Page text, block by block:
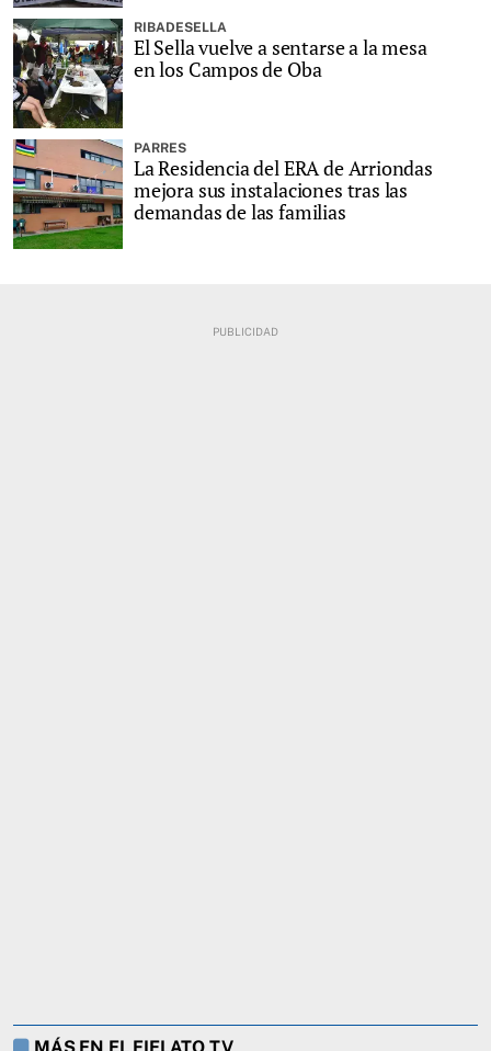
RIBADESELLA
El Sella vuelve a sentarse a la mesa
en los Campos de Oba
PARRES
La Residencia del ERA de Arriondas
mejora sus instalaciones tras las
demandas de las familias